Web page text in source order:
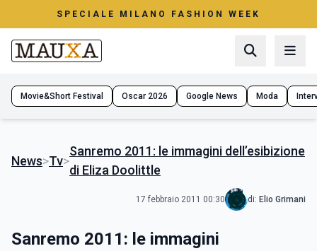
SPECIALE MILANO FASHION WEEK
Movie&Short Festival Oscar 2026 Google News Moda
News>Tv>
Sanremo 2011: le immagini dell’esibizione
di Eliza Doolittle
17 febbraio 2011 00:30 di: Elio Grimani
Sanremo 2011: le immagini